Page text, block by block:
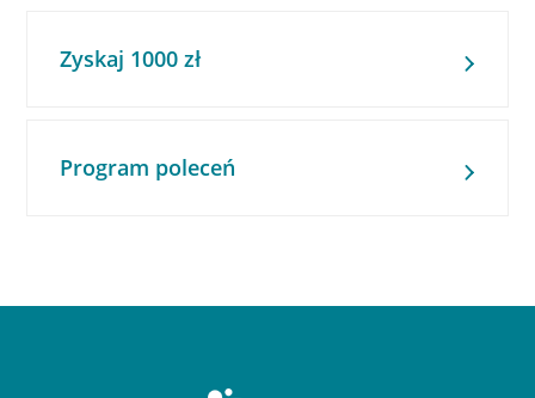
Zyskaj 1000 zł
Program poleceń